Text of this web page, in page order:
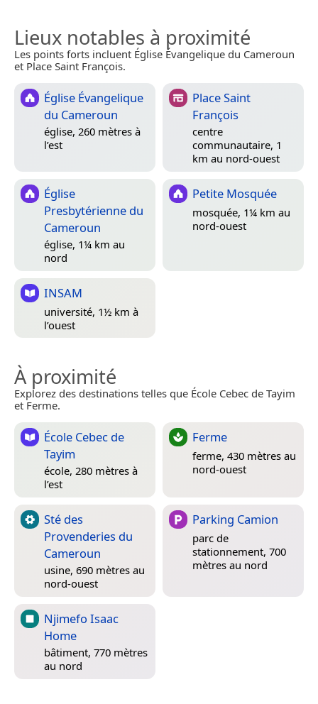
Lieux notables à proximité
Les points forts incluent Église Évangelique du Cameroun
et Place Saint François.
Église Évangelique
du Cameroun
église, 260 mètres à
l’est
Place Saint
François
centre
communautaire, 1
km au nord-ouest
Église
Presbytérienne du
Cameroun
église, 1¼ km au
nord
Petite Mosquée
mosquée, 1¼ km au
nord-ouest
INSAM
université, 1½ km à
l’ouest
À proximité
Explorez des destinations telles que École Cebec de Tayim
et Ferme.
École Cebec de
Tayim
école, 280 mètres à
l’est
Ferme
ferme, 430 mètres au
nord-ouest
Sté des
Provenderies du
Cameroun
usine, 690 mètres au
nord-ouest
Parking Camion
parc de
stationnement, 700
mètres au nord
Njimefo Isaac
Home
bâtiment, 770 mètres
au nord